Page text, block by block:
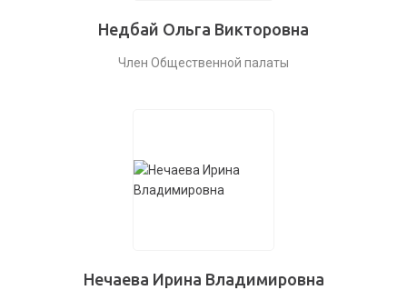
Недбай Ольга Викторовна
Член Общественной палаты
Нечаева Ирина Владимировна